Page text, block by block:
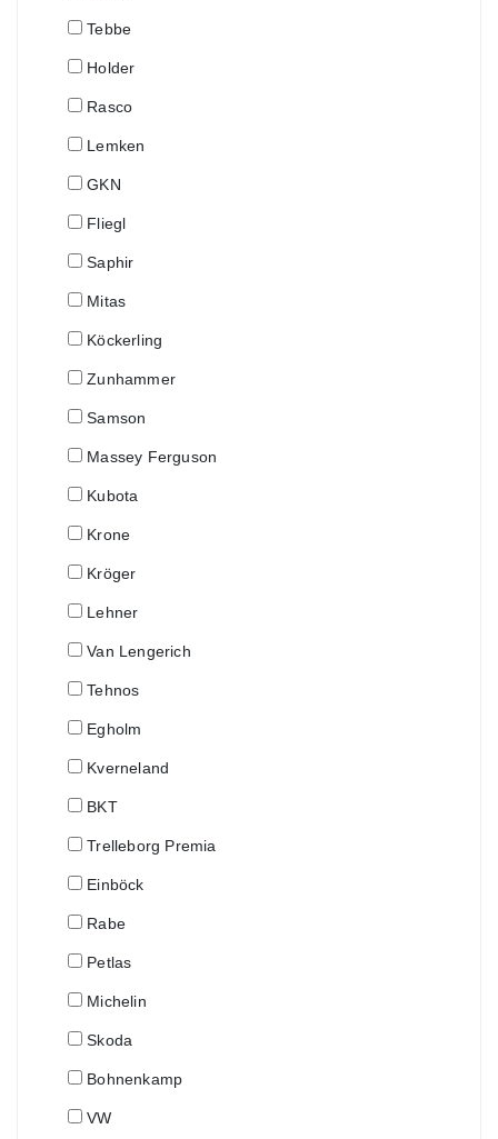
Tebbe
Holder
Rasco
Lemken
GKN
Fliegl
Saphir
Mitas
Köckerling
Zunhammer
Samson
Massey Ferguson
Kubota
Krone
Kröger
Lehner
Van Lengerich
Tehnos
Egholm
Kverneland
BKT
Trelleborg Premia
Einböck
Rabe
Petlas
Michelin
Skoda
Bohnenkamp
VW